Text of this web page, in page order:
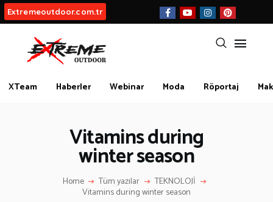
Extremeoutdoor.com.tr
XTeam Haberler Webinar Moda Röportaj
Vitamins during
winter season
Home Tüm yazılar TEKNOLOJİ
Vitamins during winter season
HAKKIMIZDA
İLETIŞIM
KATEGORİLER
İLGİNÇ BİLGİLER